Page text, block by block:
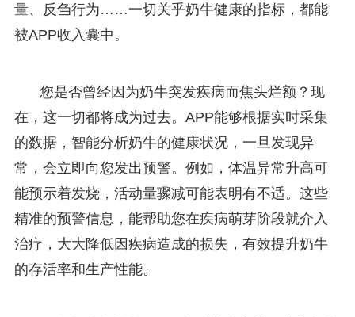
量、反刍行为……一切关乎奶牛健康的指标，都能
被APP收入囊中。
您是否曾经因为奶牛突发疾病而焦头烂额？现
在，这一切都将成为过去。APP能够根据实时采集
的数据，智能分析奶牛的健康状况，一旦发现异
常，会立即向您发出预警。例如，体温异常升高可
能预示着发烧，活动量骤减可能表明有不适。这些
精准的预警信息，能帮助您在疾病萌芽阶段就介入
治疗，大大降低因疾病造成的损失，有效提升奶牛
的存活率和生产性能。